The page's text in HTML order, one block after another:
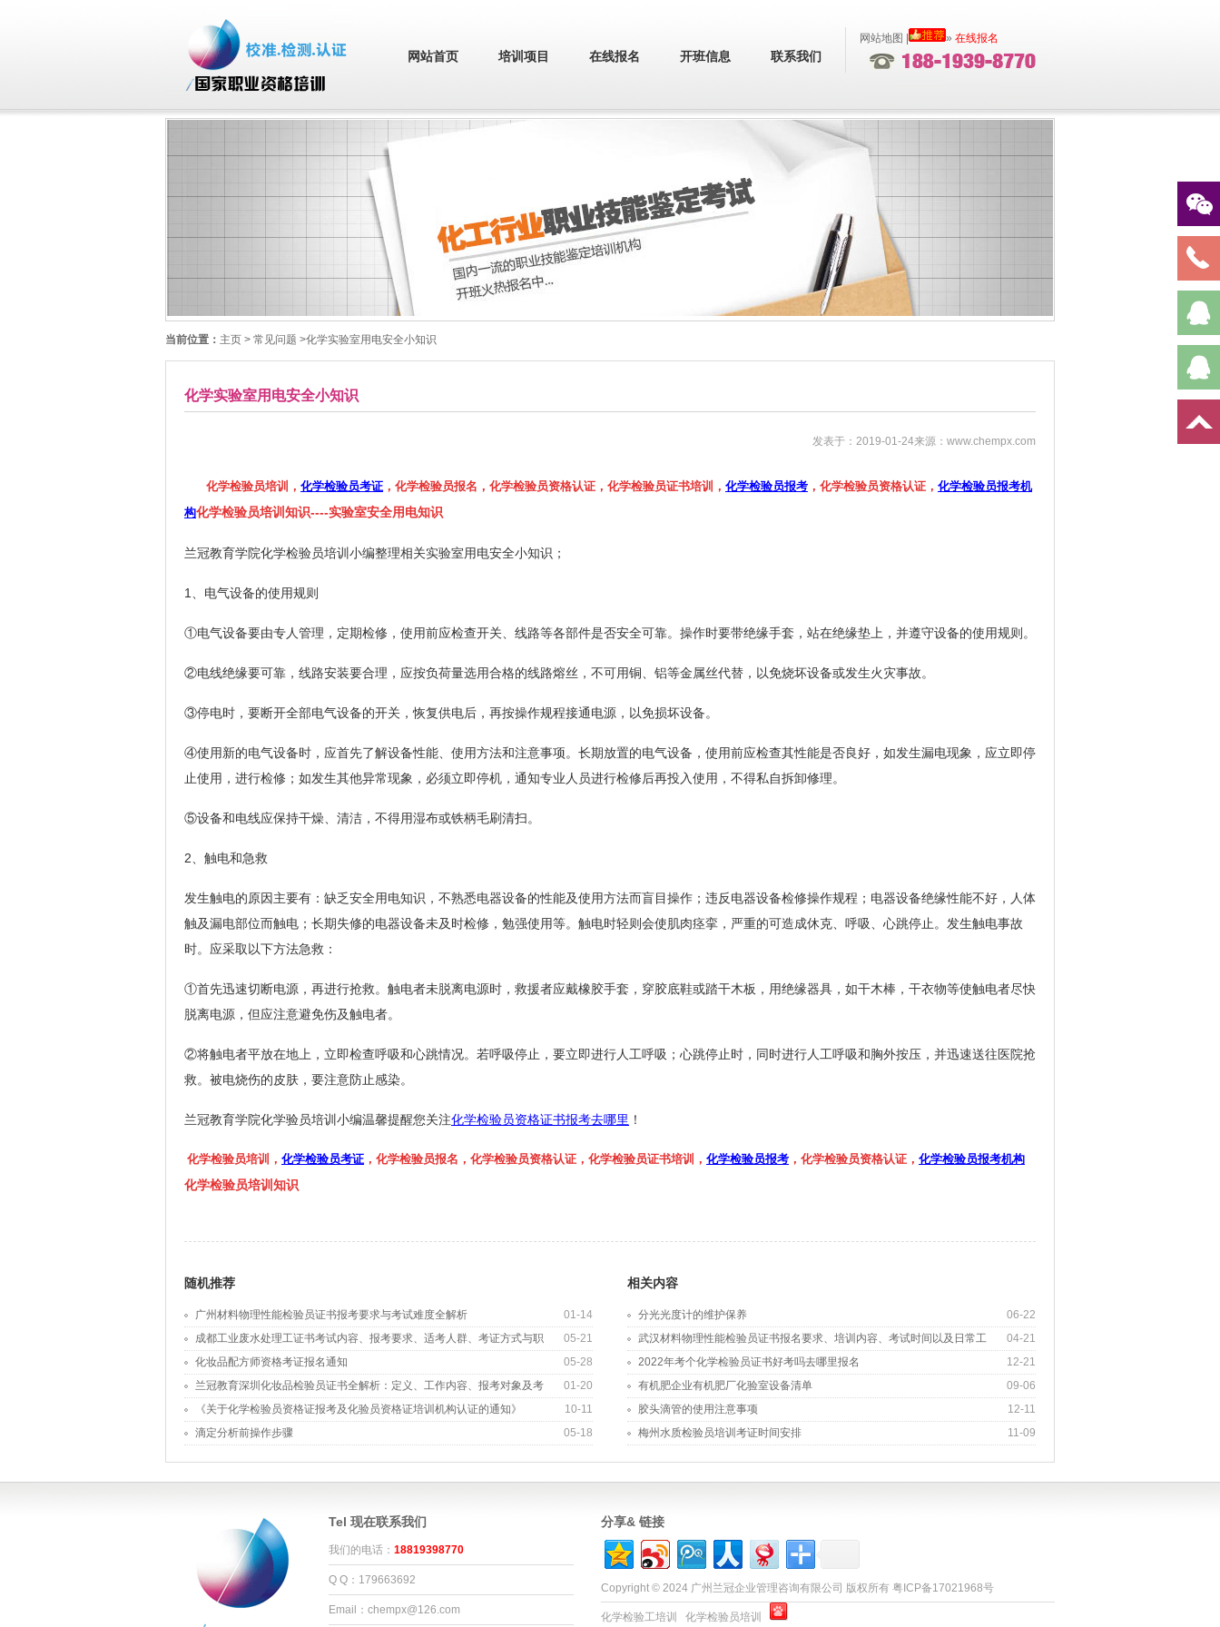
网站首页 培训项目 在线报名 开班信息 联系我们
网站地图 » 在线报名
当前位置： 主页 > 常见问题 >化学实验室用电安全小知识
化学实验室用电安全小知识
发表于：2019-01-24来源：www.chempx.com
化学检验员培训， 化学检验员考证 ，化学检验员报名，化学检验员资格认证，化学检验员证书培训， 化学检验员报考 ，化学检验员资格认证， 化学检验员报考机
构化学检验员培训知识----实验室安全用电知识
兰冠教育学院化学检验员培训小编整理相关实验室用电安全小知识；
1、电气设备的使用规则
①电气设备要由专人管理，定期检修，使用前应检查开关、线路等各部件是否安全可靠。操作时要带绝缘手套，站在绝缘垫上，并遵守设备的使用规则。
②电线绝缘要可靠，线路安装要合理，应按负荷量选用合格的线路熔丝，不可用铜、铝等金属丝代替，以免烧坏设备或发生火灾事故。
③停电时，要断开全部电气设备的开关，恢复供电后，再按操作规程接通电源，以免损坏设备。
④使用新的电气设备时，应首先了解设备性能、使用方法和注意事项。长期放置的电气设备，使用前应检查其性能是否良好，如发生漏电现象，应立即停
止使用，进行检修；如发生其他异常现象，必须立即停机，通知专业人员进行检修后再投入使用，不得私自拆卸修理。
⑤设备和电线应保持干燥、清洁，不得用湿布或铁柄毛刷清扫。
2、触电和急救
发生触电的原因主要有：缺乏安全用电知识，不熟悉电器设备的性能及使用方法而盲目操作；违反电器设备检修操作规程；电器设备绝缘性能不好，人体
触及漏电部位而触电；长期失修的电器设备未及时检修，勉强使用等。触电时轻则会使肌肉痉挛，严重的可造成休克、呼吸、心跳停止。发生触电事故
时。应采取以下方法急救：
①首先迅速切断电源，再进行抢救。触电者未脱离电源时，救援者应戴橡胶手套，穿胶底鞋或踏干木板，用绝缘器具，如干木棒，干衣物等使触电者尽快
脱离电源，但应注意避免伤及触电者。
②将触电者平放在地上，立即检查呼吸和心跳情况。若呼吸停止，要立即进行人工呼吸；心跳停止时，同时进行人工呼吸和胸外按压，并迅速送往医院抢
救。被电烧伤的皮肤，要注意防止感染。
兰冠教育学院化学验员培训小编温馨提醒您关注化学检验员资格证书报考去哪里 ！
化学检验员培训， 化学检验员考证 ，化学检验员报名，化学检验员资格认证，化学检验员证书培训， 化学检验员报考 ，化学检验员资格认证， 化学检验员报考机构
化学检验员培训知识
随机推荐
01-14
广州材料物理性能检验员证书报考要求与考试难度全解析
05-21
成都工业废水处理工证书考试内容、报考要求、适考人群、考证方式与职
业发展全攻略
05-28
化妆品配方师资格考证报名通知
01-20
兰冠教育深圳化妆品检验员证书全解析：定义、工作内容、报考对象及考
试时间
10-11
《关于化学检验员资格证报考及化验员资格证培训机构认证的通知》
05-18
滴定分析前操作步骤
相关内容
06-22
分光光度计的维护保养
04-21
武汉材料物理性能检验员证书报名要求、培训内容、考试时间以及日常工
作全解析
12-21
2022年考个化学检验员证书好考吗去哪里报名
09-06
有机肥企业有机肥厂化验室设备清单
12-11
胶头滴管的使用注意事项
11-09
梅州水质检验员培训考证时间安排
Tel 现在联系我们
我们的电话： 18819398770
Q Q：179663692
Email：chempx@126.com
分享& 链接
Copyright © 2024 广州兰冠企业管理咨询有限公司 版权所有 粤ICP备17021968号
化学检验工培训 化学检验员培训